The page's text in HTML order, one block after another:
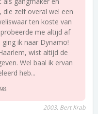
zelf overal wel een
ten koste van
me altijd af
ik naar Dynamo!
wist altijd de
Wel baal ik ervan
heb...
2003, Bert Krab